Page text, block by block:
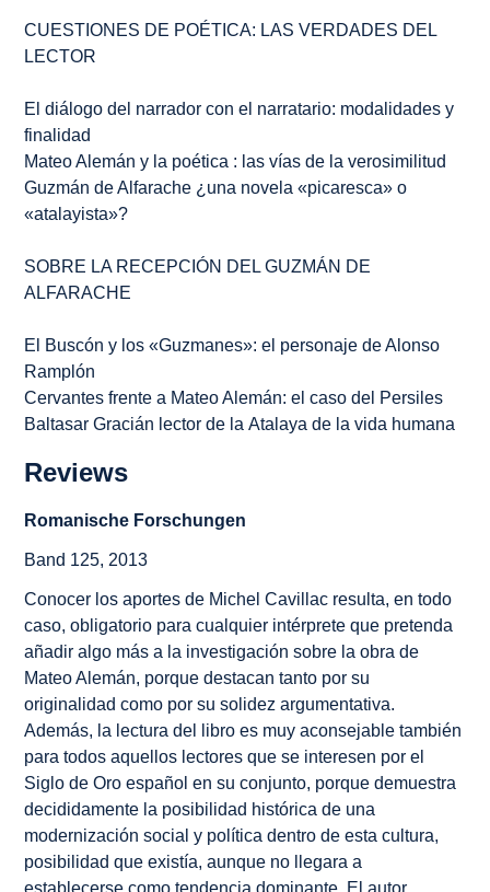
CUESTIONES DE POÉTICA: LAS VERDADES DEL
LECTOR
El diálogo del narrador con el narratario: modalidades y
finalidad
Mateo Alemán y la poética : las vías de la verosimilitud
Guzmán de Alfarache ¿una novela «picaresca» o
«atalayista»?
SOBRE LA RECEPCIÓN DELGUZMÁN DE
ALFARACHE
El Buscón y los«Guzmanes»: el personaje de Alonso
Ramplón
Cervantes frente a Mateo Alemán: el caso del Persiles
Baltasar Gracián lector de laAtalaya de la vida humana
Reviews
Romanische Forschungen
Band 125, 2013
Conocer los aportes de Michel Cavillac resulta, en todo
caso, obligatorio para cualquier intérprete que pretenda
añadir algo más a la investigación sobre la obra de
Mateo Alemán, porque destacan tanto por su
originalidad como por su solidez argumentativa.
Además, la lectura del libro es muy aconsejable también
para todos aquellos lectores que se interesen por el
Siglo de Oro español en su conjunto, porque demuestra
decididamente la posibilidad histórica de una
modernización social y política dentro de esta cultura,
posibilidad que existía, aunque no llegara a
establecerse como tendencia dominante. El autor